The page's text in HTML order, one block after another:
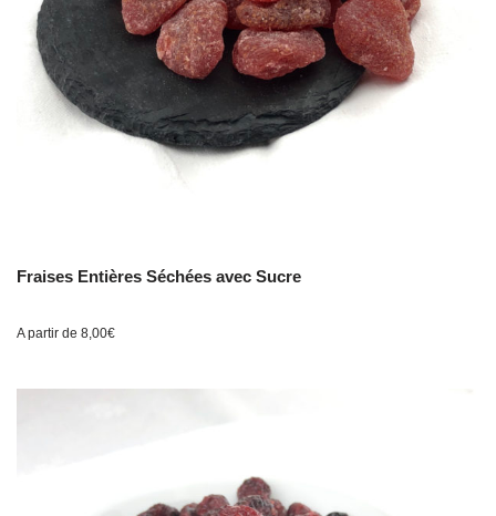
Fraises Entières Séchées avec Sucre
A partir de 8,00€